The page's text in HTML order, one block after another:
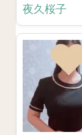
夜久桜子